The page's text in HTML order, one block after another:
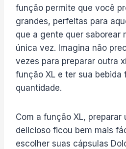
função permite que você
grandes, perfeitas para
que a gente quer saborear
única vez. Imagina não
vezes para preparar outra
função XL e ter sua bebida
quantidade.
Com a função XL, preparar
delicioso ficou bem mais
escolher suas cápsulas